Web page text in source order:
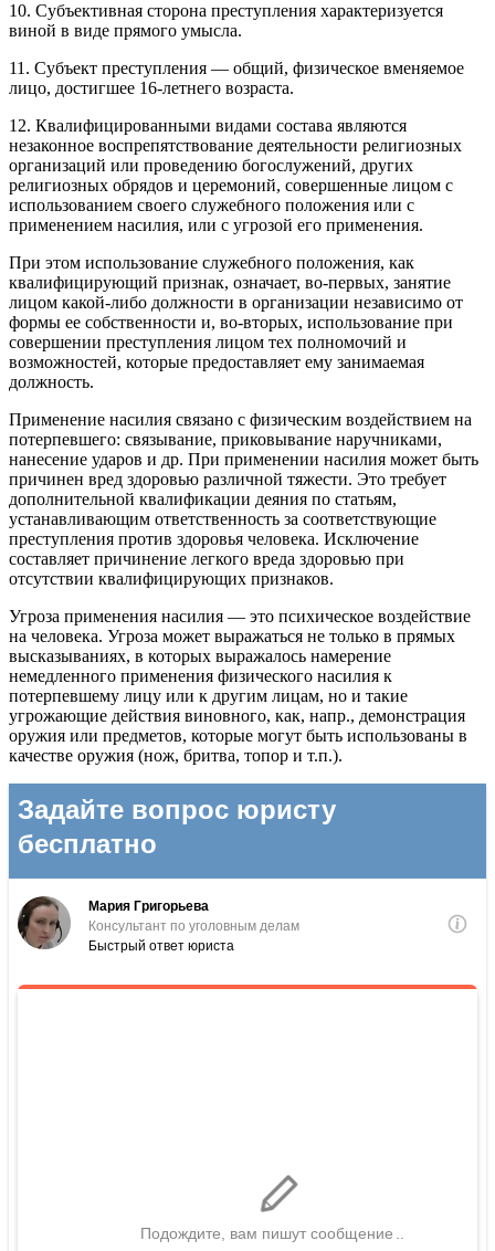
10. Субъективная сторона преступления характеризуется
виной в виде прямого умысла.
11. Субъект преступления — общий, физическое вменяемое
лицо, достигшее 16-летнего возраста.
12. Квалифицированными видами состава являются
незаконное воспрепятствование деятельности религиозных
организаций или проведению богослужений, других
религиозных обрядов и церемоний, совершенные лицом с
использованием своего служебного положения или с
применением насилия, или с угрозой его применения.
При этом использование служебного положения, как
квалифицирующий признак, означает, во-первых, занятие
лицом какой-либо должности в организации независимо от
формы ее собственности и, во-вторых, использование при
совершении преступления лицом тех полномочий и
возможностей, которые предоставляет ему занимаемая
должность.
Применение насилия связано с физическим воздействием на
потерпевшего: связывание, приковывание наручниками,
нанесение ударов и др. При применении насилия может быть
причинен вред здоровью различной тяжести. Это требует
дополнительной квалификации деяния по статьям,
устанавливающим ответственность за соответствующие
преступления против здоровья человека. Исключение
составляет причинение легкого вреда здоровью при
отсутствии квалифицирующих признаков.
Угроза применения насилия — это психическое воздействие
на человека. Угроза может выражаться не только в прямых
высказываниях, в которых выражалось намерение
немедленного применения физического насилия к
потерпевшему лицу или к другим лицам, но и такие
угрожающие действия виновного, как, напр., демонстрация
оружия или предметов, которые могут быть использованы в
качестве оружия (нож, бритва, топор и т.п.).